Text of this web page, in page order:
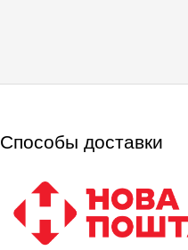
Способы доставки